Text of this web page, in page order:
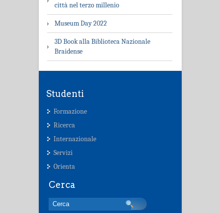
città nel terzo millenio
Museum Day 2022
3D Book alla Biblioteca Nazionale
Braidense
Studenti
Formazione
Ricerca
Internazionale
Servizi
Orienta
Cerca